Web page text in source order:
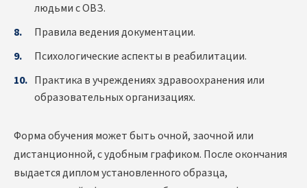
людьми с ОВЗ.
Правила ведения документации.
Психологические аспекты в реабилитации.
Практика в учреждениях здравоохранения или
образовательных организациях.
Форма обучения может быть очной, заочной или
дистанционной, с удобным графиком. После окончания
выдается диплом установленного образца,